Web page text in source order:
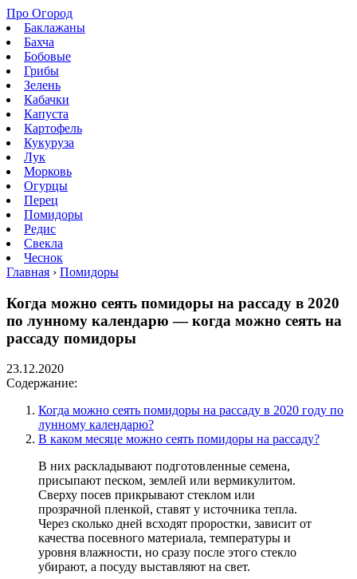
Про Огород
Баклажаны
Бахча
Бобовые
Грибы
Зелень
Кабачки
Капуста
Картофель
Кукуруза
Лук
Морковь
Огурцы
Перец
Помидоры
Редис
Свекла
Чеснок
Главная › Помидоры
Когда можно сеять помидоры на рассаду в 2020
по лунному календарю — когда можно сеять на
рассаду помидоры
23.12.2020
Содержание:
Когда можно сеять помидоры на рассаду в 2020 году по
лунному календарю?
В каком месяце можно сеять помидоры на рассаду?
В них раскладывают подготовленные семена,
присыпают песком, землей или вермикулитом.
Сверху посев прикрывают стеклом или
прозрачной пленкой, ставят у источника тепла.
Через сколько дней всходят проростки, зависит от
качества посевного материала, температуры и
уровня влажности, но сразу после этого стекло
убирают, а посуду выставляют на свет.